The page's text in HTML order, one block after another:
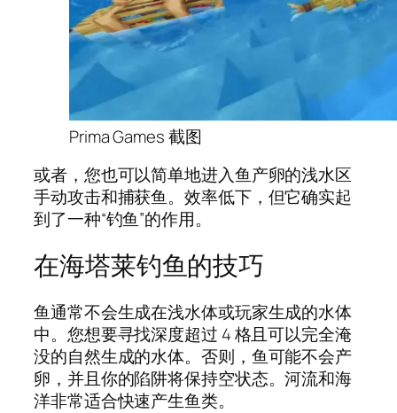
Prima Games 截图
或者，您也可以简单地进入鱼产卵的浅水区
手动攻击和捕获鱼。效率低下，但它确实起
到了一种“钓鱼”的作用。
在海塔莱钓鱼的技巧
鱼通常不会生成在浅水体或玩家生成的水体
中。您想要寻找深度超过 4 格且可以完全淹
没的自然生成的水体。否则，鱼可能不会产
卵，并且你的陷阱将保持空状态。河流和海
洋非常适合快速产生鱼类。